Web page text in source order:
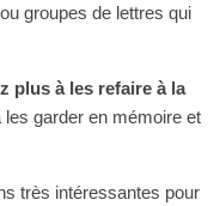
groupes de lettres qui
plus à les refaire à la
les garder en mémoire et
très intéressantes pour